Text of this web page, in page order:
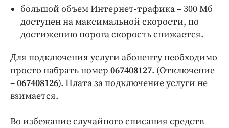
большой объем Интернет-трафика – 300 Мб
доступен на максимальной скорости, по
достижению порога скорость снижается.
Для подключения услуги абоненту необходимо
просто набрать номер 067408127. (Отключение
–067408126). Плата за подключение услуги не
взимается.
Во избежание случайного списания средств